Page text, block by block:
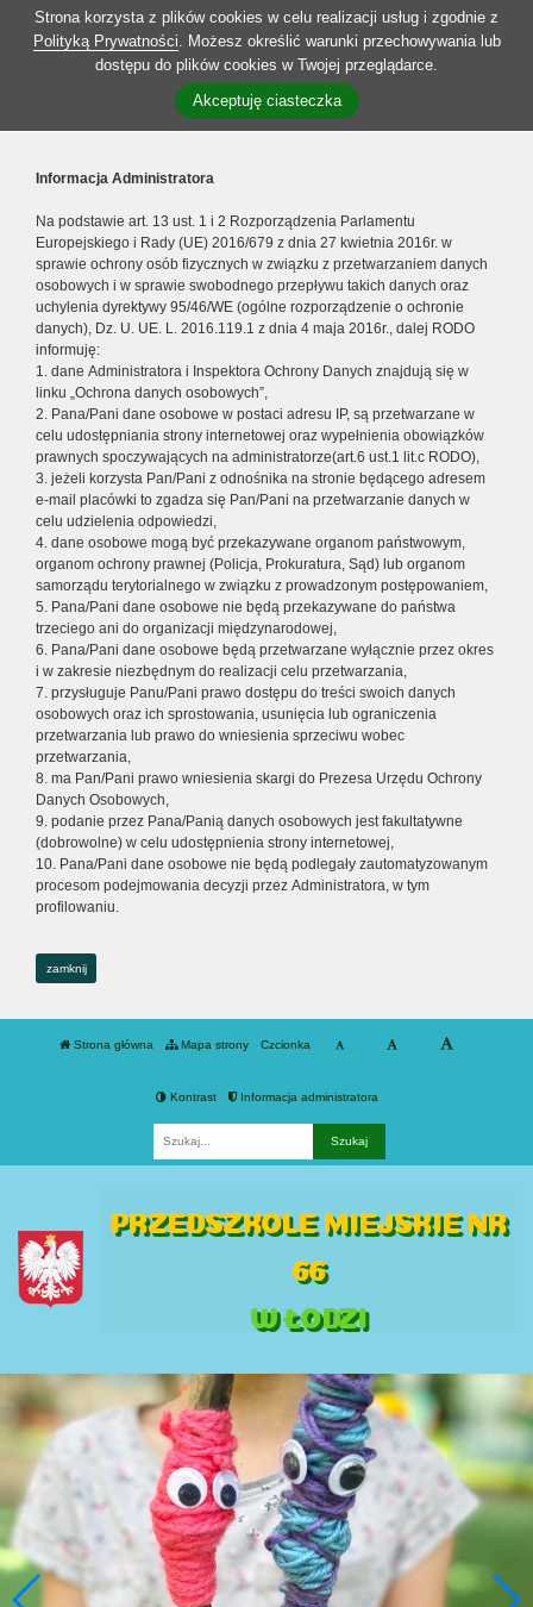
Strona korzysta z plików cookies w celu realizacji usług i zgodnie z
Polityką Prywatności. Możesz określić warunki przechowywania lub
dostępu do plików cookies w Twojej przeglądarce.
Akceptuję ciasteczka
Informacja Administratora
Na podstawie art. 13 ust. 1 i 2 Rozporządzenia Parlamentu
Europejskiego i Rady (UE) 2016/679 z dnia 27 kwietnia 2016r. w
sprawie ochrony osób fizycznych w związku z przetwarzaniem danych
osobowych i w sprawie swobodnego przepływu takich danych oraz
uchylenia dyrektywy 95/46/WE (ogólne rozporządzenie o ochronie
danych), Dz. U. UE. L. 2016.119.1 z dnia 4 maja 2016r., dalej RODO
informuję:
1. dane Administratora i Inspektora Ochrony Danych znajdują się w
linku „Ochrona danych osobowych”,
2. Pana/Pani dane osobowe w postaci adresu IP, są przetwarzane w
celu udostępniania strony internetowej oraz wypełnienia obowiązków
prawnych spoczywających na administratorze(art.6 ust.1 lit.c RODO),
3. jeżeli korzysta Pan/Pani z odnośnika na stronie będącego adresem
e-mail placówki to zgadza się Pan/Pani na przetwarzanie danych w
celu udzielenia odpowiedzi,
4. dane osobowe mogą być przekazywane organom państwowym,
organom ochrony prawnej (Policja, Prokuratura, Sąd) lub organom
samorządu terytorialnego w związku z prowadzonym postępowaniem,
5. Pana/Pani dane osobowe nie będą przekazywane do państwa
trzeciego ani do organizacji międzynarodowej,
6. Pana/Pani dane osobowe będą przetwarzane wyłącznie przez okres
i w zakresie niezbędnym do realizacji celu przetwarzania,
7. przysługuje Panu/Pani prawo dostępu do treści swoich danych
osobowych oraz ich sprostowania, usunięcia lub ograniczenia
przetwarzania lub prawo do wniesienia sprzeciwu wobec
przetwarzania,
8. ma Pan/Pani prawo wniesienia skargi do Prezesa Urzędu Ochrony
Danych Osobowych,
9. podanie przez Pana/Panią danych osobowych jest fakultatywne
(dobrowolne) w celu udostępnienia strony internetowej,
10. Pana/Pani dane osobowe nie będą podlegały zautomatyzowanym
procesom podejmowania decyzji przez Administratora, w tym
profilowaniu.
zamknij
Strona główna Mapa strony Czcionka
Kontrast Informacja administratora
PRZEDSZKOLE MIEJSKIE NR
66
W ŁODZI